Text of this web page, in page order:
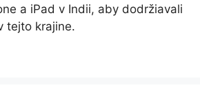
a iPad v Indii, aby dodržiavali
tejto krajine.